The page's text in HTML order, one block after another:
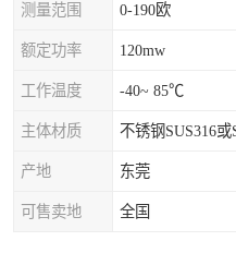
测量范围 0-190欧
额定功率 120mw
工作温度 -40~ 85℃
主体材质 不锈钢SUS316或
产地 东莞
可售卖地 全国